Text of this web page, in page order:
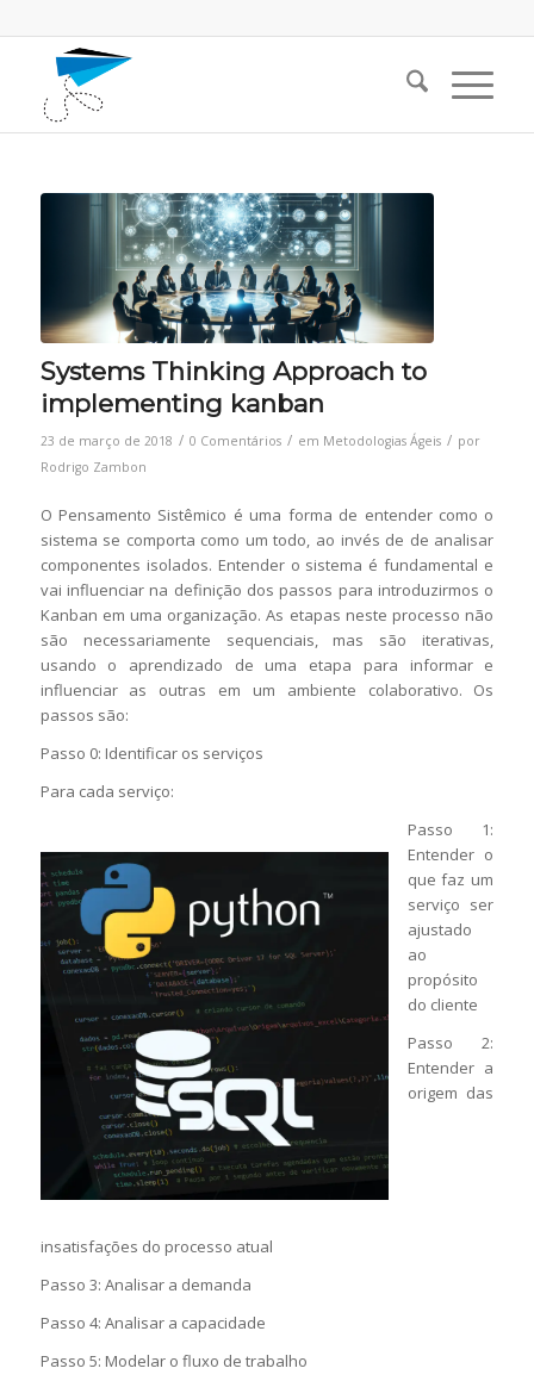
Systems Thinking Approach to
implementing kanban
23 de março de 2018 / 0 Comentários / em Metodologias Ágeis / por
Rodrigo Zambon
O Pensamento Sistêmico é uma forma de entender como o
sistema se comporta como um todo, ao invés de de analisar
componentes isolados. Entender o sistema é fundamental e
vai influenciar na definição dos passos para introduzirmos o
Kanban em uma organização. As etapas neste processo não
são necessariamente sequenciais, mas são iterativas,
usando o aprendizado de uma etapa para informar e
influenciar as outras em um ambiente colaborativo. Os
passos são:
Passo 0: Identificar os serviços
Para cada serviço:
Passo 1:
Entender o
que faz um
serviço ser
ajustado
ao
propósito
do cliente
Passo 2:
Entender a
origem das
insatisfações do processo atual
Passo 3: Analisar a demanda
Passo 4: Analisar a capacidade
Passo 5: Modelar o fluxo de trabalho